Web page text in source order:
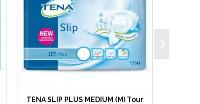
TENA SLIP PLUS MEDIUM (M) Tour